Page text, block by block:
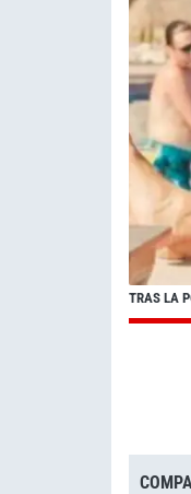
TRAS LA